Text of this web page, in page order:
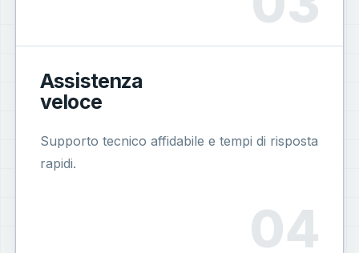
Assistenza
veloce
Supporto tecnico affidabile e tempi di risposta
rapidi.